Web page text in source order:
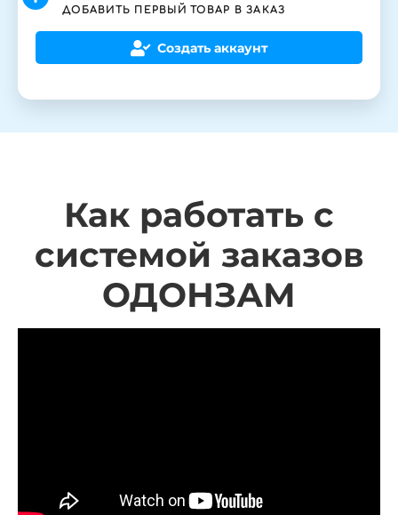
ДОБАВИТЬ ПЕРВЫЙ ТОВАР В ЗАКАЗ
Создать аккаунт
Как работать с
системой заказов
ОДОНЗАМ